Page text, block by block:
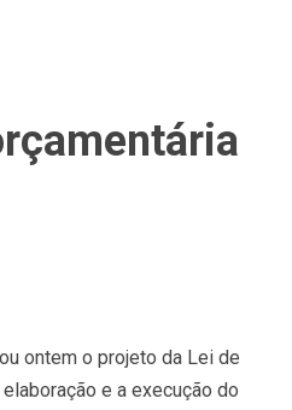
ontem o projeto da Lei de
e a execução do